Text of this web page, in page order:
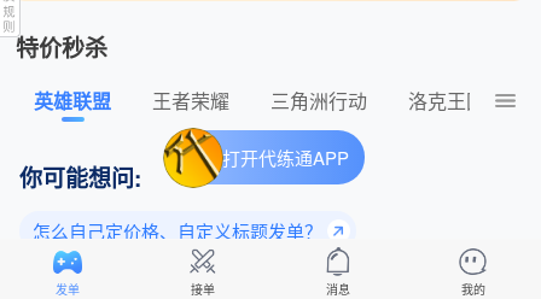
打开代练通APP
特价秒杀
英雄联盟 王者荣耀 三角洲行动 洛克王国：世
你可能想问:
怎么自己定价格、自定义标题发单？
为什么老玩家都选择平台下单？
发单 接单 消息 我的